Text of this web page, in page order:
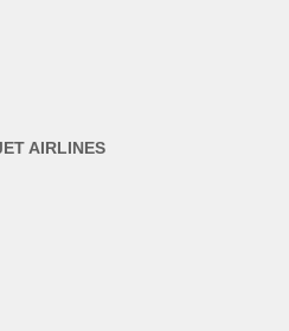
AIRLINES